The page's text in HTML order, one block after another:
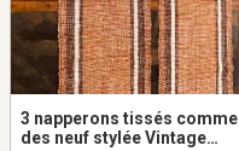
3 napperons tissés comme
des neuf stylée Vintage